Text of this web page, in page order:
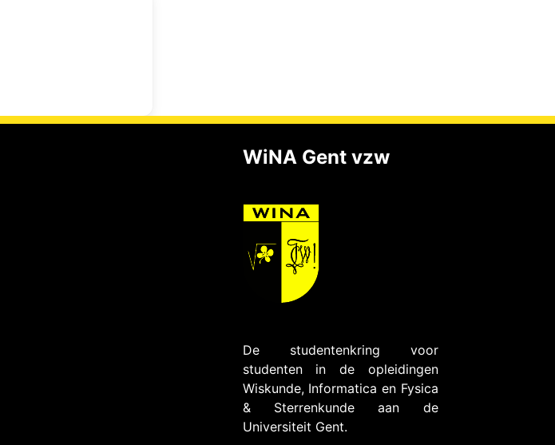
WiNA Gent vzw
De studentenkring voor
studenten in de opleidingen
Wiskunde, Informatica en Fysica
& Sterrenkunde aan de
Universiteit Gent.